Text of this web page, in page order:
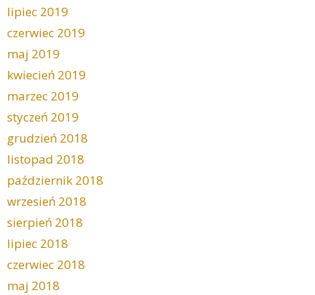
lipiec 2019
czerwiec 2019
maj 2019
kwiecień 2019
marzec 2019
styczeń 2019
grudzień 2018
listopad 2018
październik 2018
wrzesień 2018
sierpień 2018
lipiec 2018
czerwiec 2018
maj 2018